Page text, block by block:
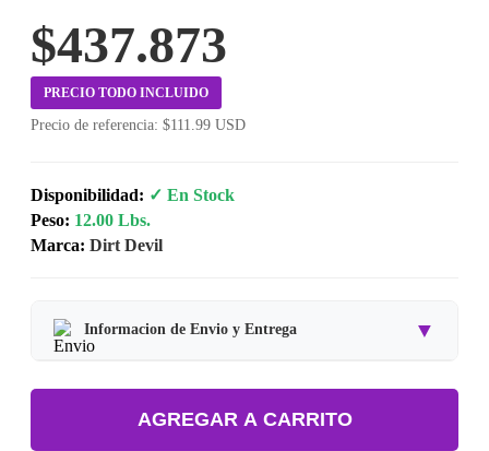
$437.873
PRECIO TODO INCLUIDO
Precio de referencia: $111.99 USD
Disponibilidad: ✓ En Stock
Peso: 12.00 Lbs.
Marca: Dirt Devil
Informacion de Envio y Entrega ▼
Tipo de producto:Producto Importado.
Tiempo de entrega:Estimado de 7 a 15 dias habiles.
AGREGAR A CARRITO